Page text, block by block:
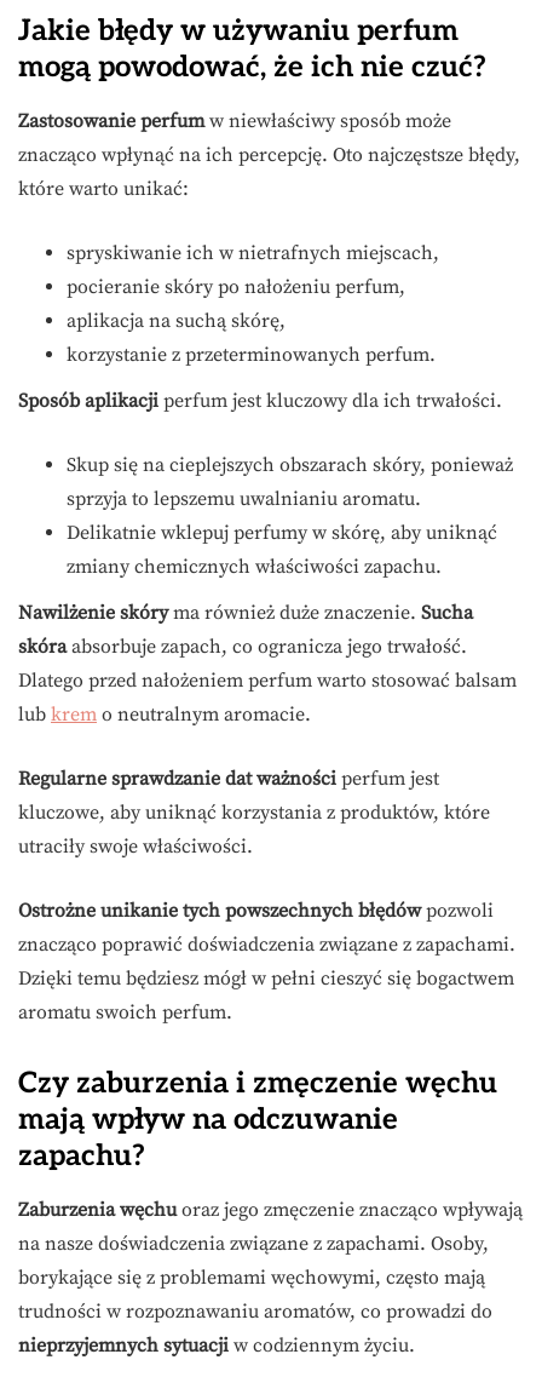
Jakie błędy w używaniu perfum
mogą powodować, że ich nie czuć?
Zastosowanie perfumw niewłaściwy sposób może
znacząco wpłynąć na ich percepcję. Oto najczęstsze błędy,
które warto unikać:
spryskiwanie ich w nietrafnych miejscach,
pocieranie skóry po nałożeniu perfum,
aplikacja na suchą skórę,
korzystanie z przeterminowanych perfum.
Sposób aplikacji perfum jest kluczowy dla ich trwałości.
Skup się na cieplejszych obszarach skóry, ponieważ
sprzyja to lepszemu uwalnianiu aromatu.
Delikatnie wklepuj perfumy w skórę, aby uniknąć
zmiany chemicznych właściwości zapachu.
Nawilżenie skóryma również duże znaczenie. Sucha
skóraabsorbuje zapach, co ogranicza jego trwałość.
Dlatego przed nałożeniem perfum warto stosować balsam
lub krem o neutralnym aromacie.
Regularne sprawdzanie dat ważności perfum jest
kluczowe, aby uniknąć korzystania z produktów, które
utraciły swoje właściwości.
Ostrożne unikanie tych powszechnych błędówpozwoli
znacząco poprawić doświadczenia związane z zapachami.
Dzięki temu będziesz mógł w pełni cieszyć się bogactwem
aromatu swoich perfum.
Czy zaburzenia i zmęczenie węchu
mają wpływ na odczuwanie
zapachu?
Zaburzenia węchuoraz jego zmęczenie znacząco wpływają
na nasze doświadczenia związane z zapachami. Osoby,
borykające się z problemami węchowymi, często mają
trudności w rozpoznawaniu aromatów, co prowadzi do
nieprzyjemnych sytuacji w codziennym życiu.